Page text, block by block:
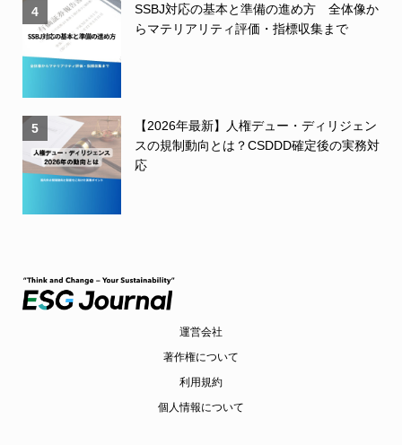
4
SSBJ対応の基本と準備の進め方 全体像か
らマテリアリティ評価・指標収集まで
5
【2026年最新】人権デュー・ディリジェン
スの規制動向とは？CSDDD確定後の実務対
応
運営会社
著作権について
利用規約
個人情報について